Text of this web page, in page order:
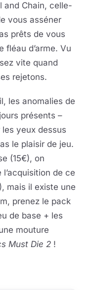
and Chain, celle-
vous asséner
prêts de vous
fléau d’arme. Vu
vite quand
rejetons.
les anomalies de
présents –
les yeux dessus
le plaisir de jeu.
(15€), on
de ce
mais il existe une
prenez le pack
de base + les
mouture
Must Die 2 !